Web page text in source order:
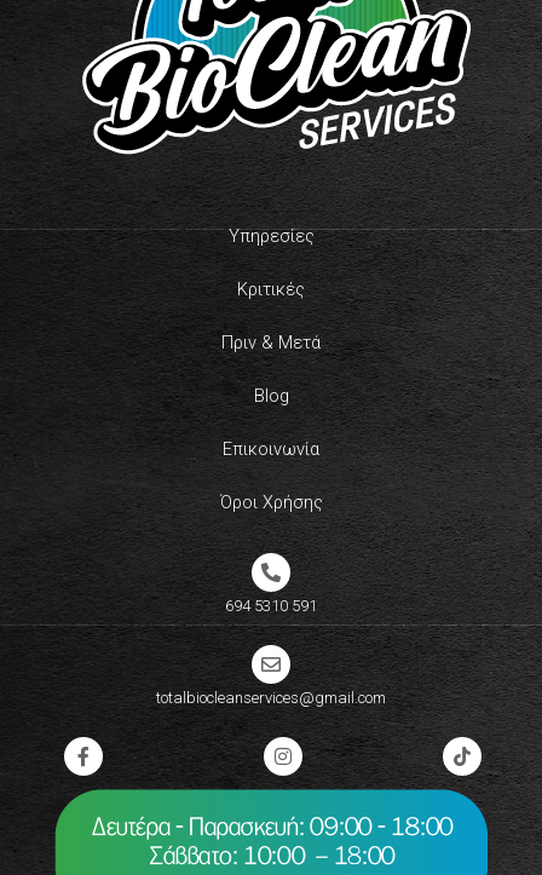
Υπηρεσίες
Κριτικές
Πριν & Μετά
Blog
Επικοινωνία
Όροι Χρήσης
694 5310 591​
totalbiocleanservices@gmail.com